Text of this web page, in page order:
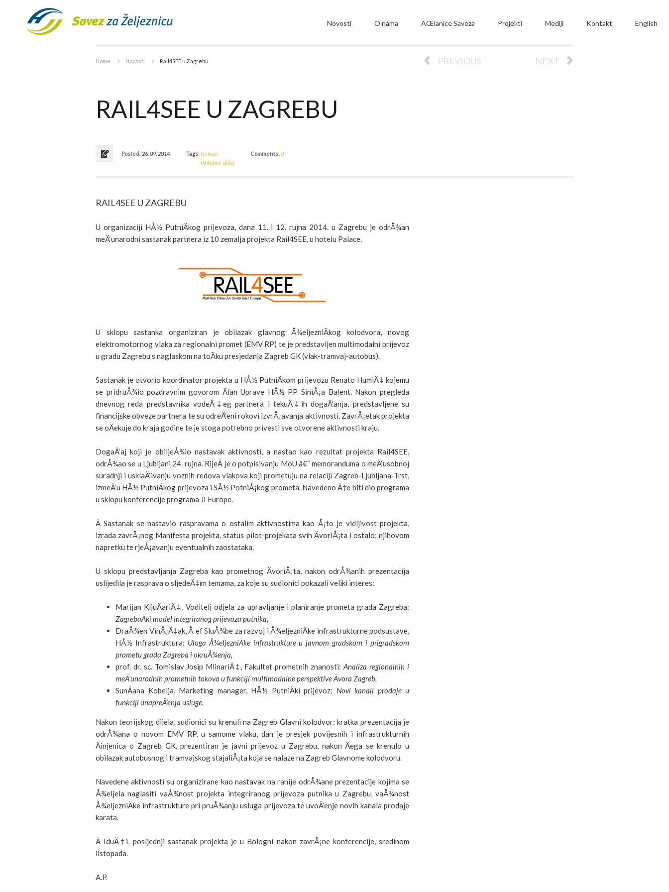
Novosti O nama ÄŒlanice Saveza Projekti Mediji Kontakt English
Home Novosti Rail4SEE u Zagrebu PREVIOUS NEXT
RAIL4SEE U ZAGREBU
Posted: 26. 09. 2014. Tags:Novosti
PoÄetna-slider
Comments:0
RAIL4SEE U ZAGREBU
U organizaciji HÅ½ PutniÄkog prijevoza, dana 11. i 12. rujna 2014. u Zagrebu je odrÅ¾an
meÄ‘unarodni sastanak partnera iz 10 zemalja projekta Rail4SEE, u hotelu Palace.
U sklopu sastanka organiziran je obilazak glavnog Å¾eljezniÄkog kolodvora, novog
elektromotornog vlaka za regionalni promet (EMV RP) te je predstavljen multimodalni prijevoz
u gradu Zagrebu s naglaskom na toÄku presjedanja Zagreb GK (vlak-tramvaj-autobus).
Sastanak je otvorio koordinator projekta u HÅ½ PutniÄkom prijevozu Renato HumiÄ‡ kojemu
se pridruÅ¾io pozdravnim govorom Älan Uprave HÅ½ PP SiniÅ¡a Balent. Nakon pregleda
dnevnog reda predstavnika vodeÄ‡eg partnera i tekuÄ‡ih dogaÄ‘anja, predstavljene su
financijske obveze partnera te su odreÄ‘eni rokovi izvrÅ¡avanja aktivnosti. ZavrÅ¡etak projekta
se oÄekuje do kraja godine te je stoga potrebno privesti sve otvorene aktivnosti kraju.
DogaÄ‘aj koji je obiljeÅ¾io nastavak aktivnosti, a nastao kao rezultat projekta Rail4SEE,
odrÅ¾ao se u Ljubljani 24. rujna. RijeÄ je o potpisivanju MoU â€“ memoranduma o meÄ‘usobnoj
suradnji i usklaÄ‘ivanju voznih redova vlakova koji prometuju na relaciji Zagreb-Ljubljana-Trst,
izmeÄ‘u HÅ½ PutniÄkog prijevoza i SÅ½ PotniÅ¡kog prometa. Navedeno Ä‡e biti dio programa
u sklopu konferencije programa JI Europe.
Â Sastanak se nastavio raspravama o ostalim aktivnostima kao Å¡to je vidljivost projekta,
izrada zavrÅ¡nog Manifesta projekta, status pilot-projekata svih ÄvoriÅ¡ta i ostalo; njihovom
napretku te rjeÅ¡avanju eventualnih zaostataka.
U sklopu predstavljanja Zagreba kao prometnog ÄvoriÅ¡ta, nakon odrÅ¾anih prezentacija
uslijedila je rasprava o sljedeÄ‡im temama, za koje su sudionici pokazali veliki interes:
Marijan KljuÄariÄ‡, Voditelj odjela za upravljanje i planiranje prometa grada Zagreba:
ZagrebaÄki model integriranog prijevoza putnika,
DraÅ¾en VinÅ¡Ä‡ak, Å ef SluÅ¾be za razvoj i Å¾eljezniÄke infrastrukturne podsustave,
HÅ½ Infrastruktura: Uloga Å¾eljezniÄke infrastrukture u javnom gradskom i prigradskom
prometu grada Zagreba i okruÅ¾enja,
prof. dr. sc. Tomislav Josip MlinariÄ‡, Fakultet prometnih znanosti:Analiza regionalnih i
meÄ‘unarodnih prometnih tokova u funkciji multimodalne perspektive Ävora Zagreb,
SunÄana Kobelja, Marketing manager, HÅ½ PutniÄki prijevoz: Novi kanali prodaje u
funkciji unapreÄ‘enja usluge.
Nakon teorijskog dijela, sudionici su krenuli na Zagreb Glavni kolodvor: kratka prezentacija je
odrÅ¾ana o novom EMV RP, u samome vlaku, dan je presjek povijesnih i infrastrukturnih
Äinjenica o Zagreb GK, prezentiran je javni prijevoz u Zagrebu, nakon Äega se krenulo u
obilazak autobusnog i tramvajskog stajaliÅ¡ta koja se nalaze na Zagreb Glavnome kolodvoru.
Navedene aktivnosti su organizirane kao nastavak na ranije odrÅ¾ane prezentacije kojima se
Å¾eljela naglasiti vaÅ¾nost projekta integriranog prijevoza putnika u Zagrebu, vaÅ¾nost
Å¾eljezniÄke infrastrukture pri pruÅ¾anju usluga prijevoza te uvoÄ‘enje novih kanala prodaje
karata.
Â IduÄ‡i, posljednji sastanak projekta je u Bologni nakon zavrÅ¡ne konferencije, sredinom
listopada.
A.P.